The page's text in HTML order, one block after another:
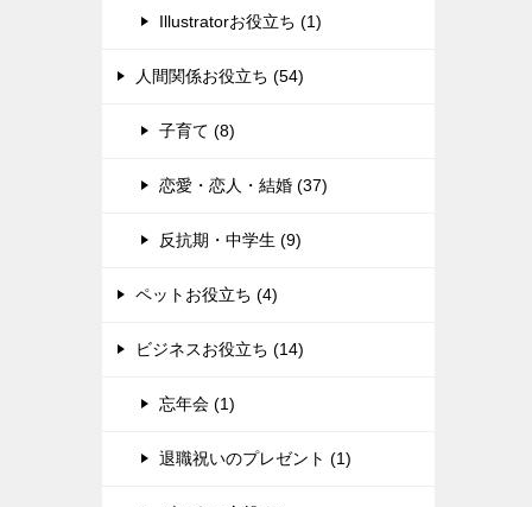
Illustratorお役立ち (1)
人間関係お役立ち (54)
子育て (8)
恋愛・恋人・結婚 (37)
反抗期・中学生 (9)
ペットお役立ち (4)
ビジネスお役立ち (14)
忘年会 (1)
退職祝いのプレゼント (1)